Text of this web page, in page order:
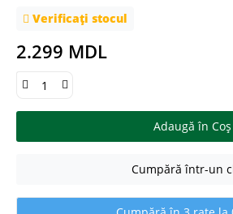
Verificați stocul
2.299 MDL
Adaugă în Coş
Cumpără într-un